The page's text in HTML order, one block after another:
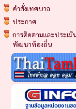
คำสั่งเทศบาล
ประกาศ
การติดตามและประเ
พัฒนาท้องถิ่น